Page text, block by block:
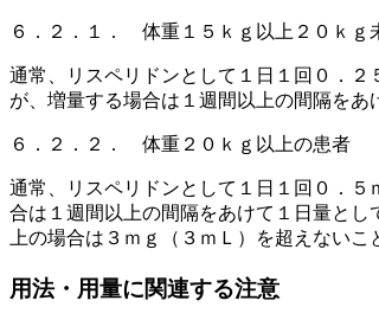
６．２．１． 体重１５ｋｇ以上２０ｋｇ
通常、リスペリドンとして１日１回０．
が、増量する場合は１週間以上の間隔を
６．２．２． 体重２０ｋｇ以上の患者
通常、リスペリドンとして１日１回０．
合は１週間以上の間隔をあけて１日量と
上の場合は３ｍｇ（３ｍＬ）を超えないこ
用法・用量に関連する注意